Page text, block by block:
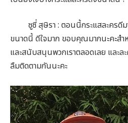
ซูซี่ สุษิรา : ตอนนี้กระแสละครดีมา
ขนาดนี้ ดีใจมาก ขอบคุณมากนะคะส
และสนับสนุนพวกเราตลอดเลย และล
ลืมติดตามกันนะคะ